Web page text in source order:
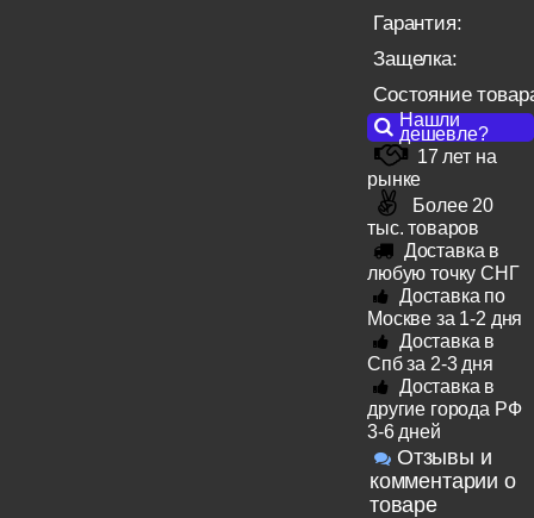
Гарантия:
Защелка:
Состояние
Нашли
дешевле?
17 лет на
рынке
Более 20
тыс. товаров
Доставка в
любую точку СНГ
Доставка по
Москве за 1-2 дня
Доставка в
Спб за 2-3 дня
Доставка в
другие города РФ
3-6 дней
Отзывы и
комментарии о
товаре